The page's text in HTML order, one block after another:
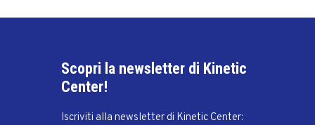
Scopri la newsletter di Kinetic
Center!
Iscriviti alla newsletter di Kinetic Center: